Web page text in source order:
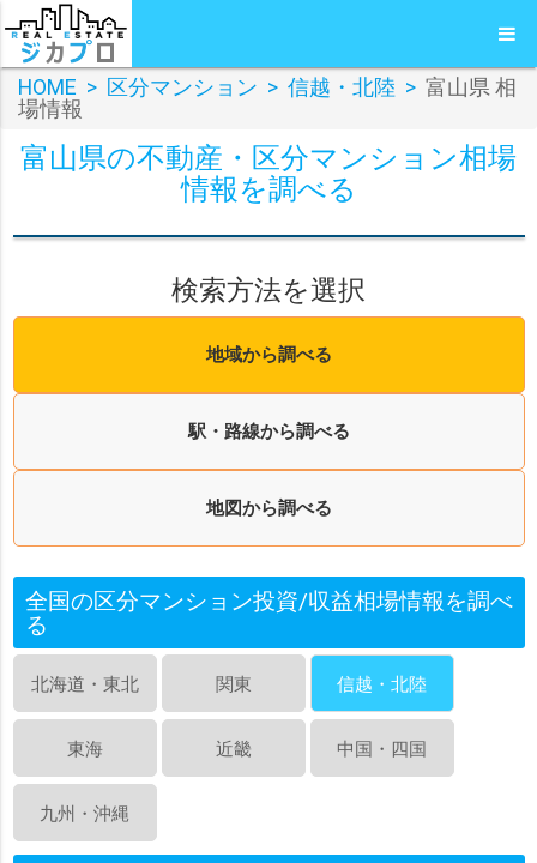
HOME > 区分マンション > 信越・北陸 > 富山県 相
場情報
富山県の不動産・区分マンション相場
情報を調べる
検索方法を選択
地域から調べる
駅・路線から調べる
地図から調べる
全国の区分マンション投資/収益相場情報を調べ
る
北海道・東北 関東 信越・北陸
東海 近畿 中国・四国
九州・沖縄